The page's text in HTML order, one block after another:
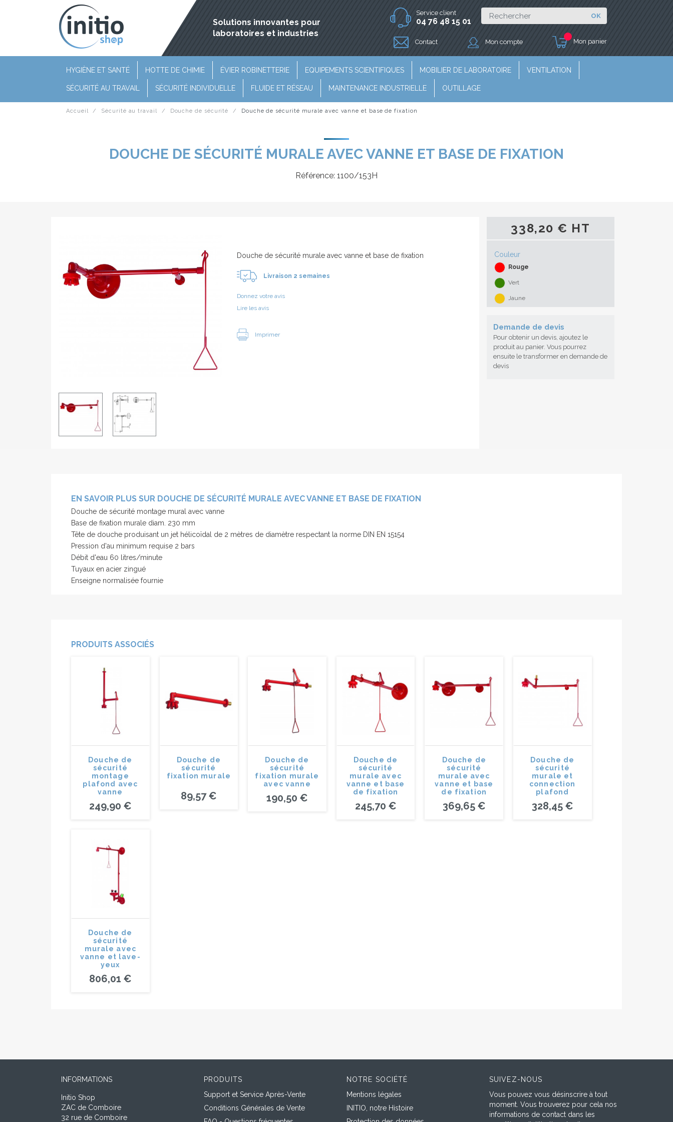
Solutions innovantes pour
laboratoires et industries
Service client
04 76 48 15 01
OK
Contact Mon compte Mon panier
HYGIÈNE ET SANTÉ HOTTE DE CHIMIE ÉVIER ROBINETTERIE EQUIPEMENTS SCIENTIFIQUES MOBILIER DE LABORATOIRE VENTILATION
SÉCURITÉ AU TRAVAIL SÉCURITÉ INDIVIDUELLE FLUIDE ET RÉSEAU MAINTENANCE INDUSTRIELLE OUTILLAGE
Accueil Sécurité au travail Douche de sécurité Douche de sécurité murale avec vanne et base de fixation
DOUCHE DE SÉCURITÉ MURALE AVEC VANNE ET BASE DE FIXATION
Référence: 1100/153H
Douche de sécurité murale avec vanne et base de fixation
Livraison 2 semaines
Donnez votre avis
Lire les avis
Imprimer
338,20 € HT
Couleur
Rouge
Vert
Jaune
Demande de devis
Pour obtenir un devis, ajoutez le
produit au panier. Vous pourrez
ensuite le transformer en demande de
devis
EN SAVOIR PLUS SUR DOUCHE DE SÉCURITÉ MURALE AVEC VANNE ET BASE DE FIXATION
Douche de sécurité montage mural avec vanne
Base de fixation murale diam. 230 mm
Tête de douche produisant un jet hélicoïdal de 2 mètres de diamètre respectant la norme DIN EN 15154
Pression d'au minimum requise 2 bars
Débit d'eau 60 litres/minute
Tuyaux en acier zingué
Enseigne normalisée fournie
PRODUITS ASSOCIÉS
Douche de
sécurité
montage
plafond avec
vanne
249,90 €
Douche de
sécurité
fixation murale
89,57 €
Douche de
sécurité
fixation murale
avec vanne
190,50 €
Douche de
sécurité
murale avec
vanne et base
de fixation
245,70 €
Douche de
sécurité
murale avec
vanne et base
de fixation
369,65 €
Douche de
sécurité
murale et
connection
plafond
328,45 €
Douche de
sécurité
murale avec
vanne et lave-
yeux
806,01 €
INFORMATIONS
Initio Shop
ZAC de Comboire
32 rue de Comboire
PRODUITS
Support et Service Après-Vente
Conditions Générales de Vente
NOTRE SOCIÉTÉ
Mentions légales
INITIO, notre Histoire
SUIVEZ-NOUS
Vous pouvez vous désinscrire à tout
moment. Vous trouverez pour cela nos
informations de contact dans les